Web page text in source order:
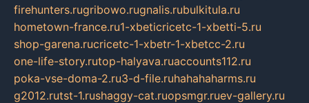
firehunters.rugribowo.rugnalis.rubulkitula.ru
hometown-france.ru1-xbeticricetc-1-xbetti-5.ru
shop-garena.rucricetc-1-xbetr-1-xbetcc-2.ru
one-life-story.rutop-halyava.ruaccounts112.ru
poka-vse-doma-2.ru3-d-file.ruhahahaharms.ru
g2012.rutst-1.rushaggy-cat.ruopsmgr.ruev-gallery.ru